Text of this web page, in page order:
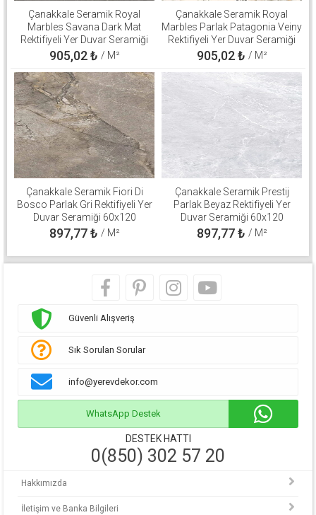
Çanakkale Seramik Royal
Marbles Savana Dark Mat
Rektifiyeli Yer Duvar Seramiği
60x120 310100503137
905,02₺ / M²
Çanakkale Seramik Royal
Marbles Parlak Patagonia Veiny
Rektifiyeli Yer Duvar Seramiği
60x120 310100800560
905,02₺ / M²
Çanakkale Seramik Fiori Di
Bosco Parlak Gri Rektifiyeli Yer
Duvar Seramiği 60x120
310100800571
897,77₺ / M²
Çanakkale Seramik Prestij
Parlak Beyaz Rektifiyeli Yer
Duvar Seramiği 60x120
310100800511
897,77₺ / M²
Güvenli Alışveriş
Sık Sorulan Sorular
info@yerevdekor.com
WhatsApp Destek
DESTEK HATTI
0(850) 302 57 20
Hakkımızda
İletişim ve Banka Bilgileri